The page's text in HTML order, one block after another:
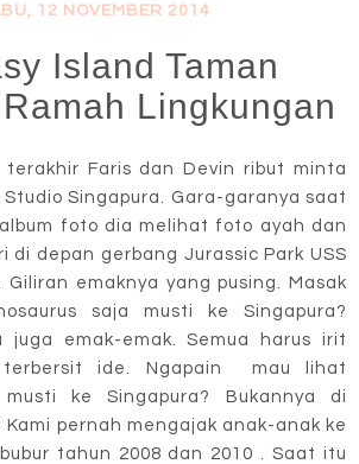
12 NOVEMBER 2014
Island Taman
Lingkungan
Faris dan Devin ribut minta
Singapura. Gara-garanya saat
foto dia melihat foto ayah dan
di depan gerbang Jurassic Park USS
emaknya yang pusing. Masak
saja musti ke Singapura?
juga emak-emak. Semua harus irit
terbersit ide. Ngapain mau lihat
musti ke Singapura? Bukannya di
Kami pernah mengajak anak-anak ke
tahun 2008 dan 2010 . Saat itu